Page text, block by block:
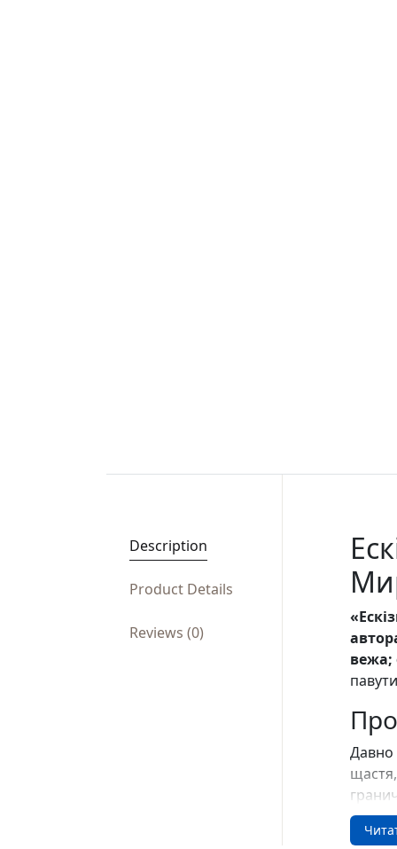
Description
Product Details
Reviews (0)
вежа;
Давно
міні-